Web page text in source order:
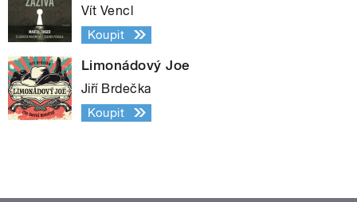
Vít Vencl
Koupit
Limonádový Joe
Jiří Brdečka
Koupit